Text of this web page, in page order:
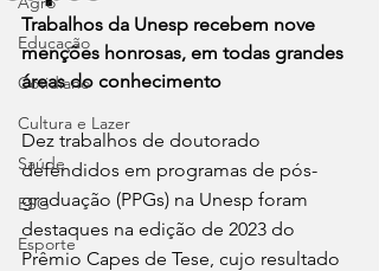
Educação
Cotidiano
Cultura e Lazer
Saúde
ESG
Esporte
Trabalhos da Unesp recebem nove
menções honrosas, em todas grandes
áreas do conhecimento
Dez trabalhos de doutorado
defendidos em programas de pós-
graduação (PPGs) na Unesp foram
destaques na edição de 2023 do
Prêmio Capes de Tese, cujo resultado